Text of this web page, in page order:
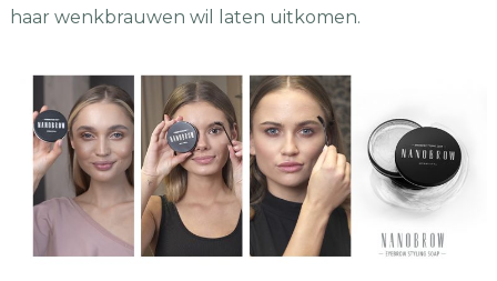
haar wenkbrauwen wil laten uitkomen.